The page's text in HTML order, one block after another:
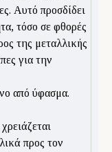
Αυτό προσδίδει
τόσο σε φθορές
της μεταλλικής
για την
από ύφασμα.
προς τον